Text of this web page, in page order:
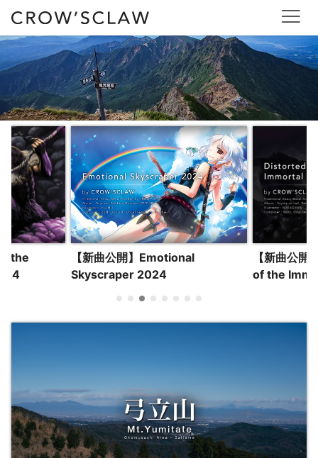
the
【新曲公開】Emotional
Skyscraper 2024
【新曲公
of the